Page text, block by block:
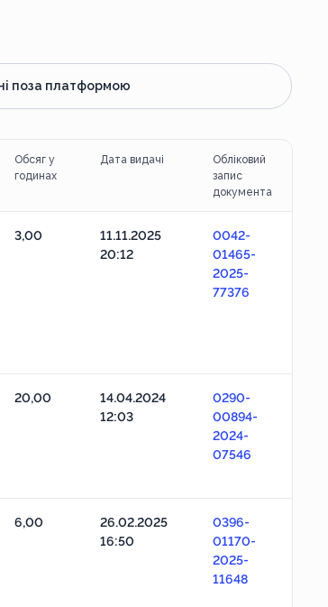
поза платформою
Обсяг у
годинах
Дата видачі
Обліковий
запис
документа
3,00
11.11.2025
20:12
0042-
01465-
2025-
77376
20,00
14.04.2024
12:03
0290-
00894-
2024-
07546
6,00
26.02.2025
16:50
0396-
01170-
2025-
11648